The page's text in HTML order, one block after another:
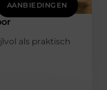
AANBIEDINGEN
als praktisch